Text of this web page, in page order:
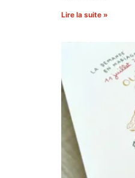
Lire la suite »